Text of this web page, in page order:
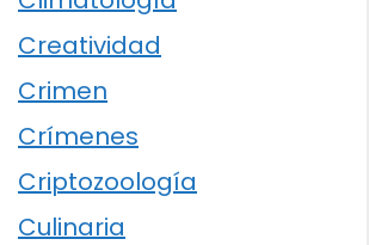
Creatividad
Crimen
Crímenes
Criptozoología
Culinaria